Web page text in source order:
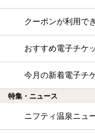
クーポンが利用で
おすすめ電子チケ
今月の新着電子チ
特集・ニュース
ニフティ温泉ニュ